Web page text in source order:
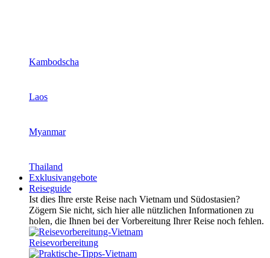
Kambodscha
Laos
Myanmar
Thailand
Exklusivangebote
Reiseguide
Ist dies Ihre erste Reise nach Vietnam und Südostasien?
Zögern Sie nicht, sich hier alle nützlichen Informationen zu
holen, die Ihnen bei der Vorbereitung Ihrer Reise noch fehlen.
Reisevorbereitung